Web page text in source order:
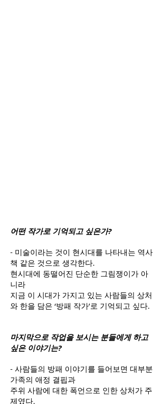
어떤 작가로 기억되고 싶은가?
- 미술이라는 것이 현시대를 나타내는 역사
책 같은 것으로 생각한다.
현시대에 동떨어진 단순한 그림쟁이가 아
니라
지금 이 시대가 가지고 있는 사람들의 상처
와 한을 담은 ‘방패 작가’로 기억되고 싶다.
마지막으로 작업을 보시는 분들에게 하고
싶은 이야기는?
- 사람들의 방패 이야기를 들어보면 대부분
가족의 애정 결핍과
주위 사람에 대한 폭언으로 인한 상처가 주
제였다.